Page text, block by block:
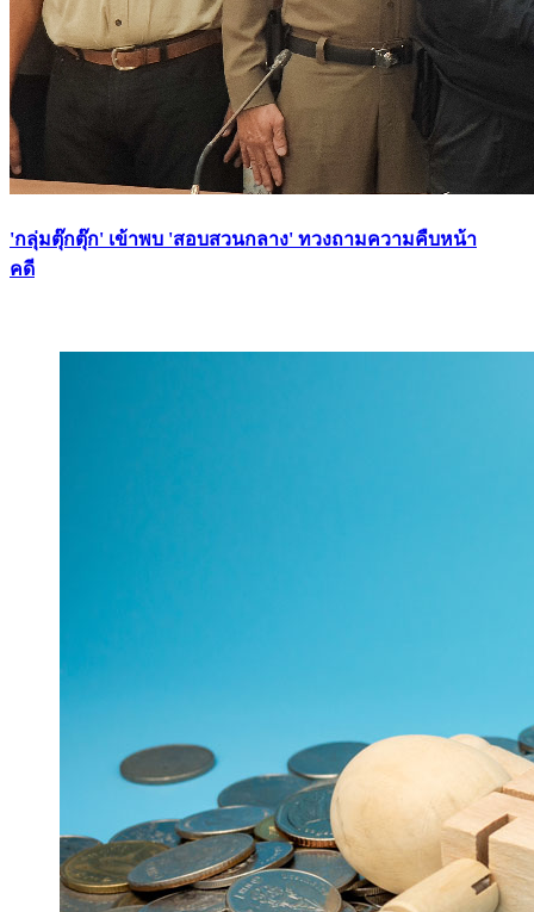
'กลุ่มตุ๊กตุ๊ก' เข้าพบ 'สอบสวนกลาง' ทวงถามความคืบหน้า
คดี